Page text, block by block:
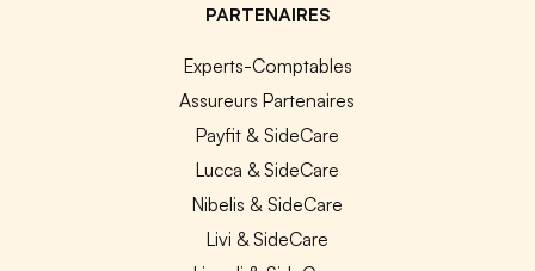
PARTENAIRES
Experts-Comptables
Assureurs Partenaires
Payfit & SideCare
Lucca & SideCare
Nibelis & SideCare
Livi & SideCare